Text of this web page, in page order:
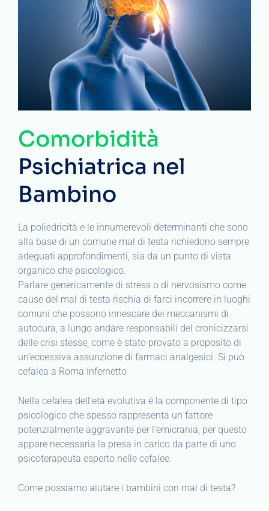
Comorbidità
Psichiatrica nel
Bambino
La poliedricità e le innumerevoli determinanti che sono
alla base di un comune mal di testa richiedono sempre
adeguati approfondimenti, sia da un punto di vista
organico che psicologico.
Parlare genericamente di stress o di nervosismo come
cause del mal di testa rischia di farci incorrere in luoghi
comuni che possono innescare dei meccanismi di
autocura, a lungo andare responsabili del cronicizzarsi
delle crisi stesse, come è stato provato a proposito di
un’eccessiva assunzione di farmaci analgesici. Si può
cefalea a Roma Infernetto
Nella cefalea dell’età evolutiva è la componente di tipo
psicologico che spesso rappresenta un fattore
potenzialmente aggravante per l’emicrania, per questo
appare necessaria la presa in carico da parte di uno
psicoterapeuta esperto nelle cefalee.
Come possiamo aiutare i bambini con mal di testa?